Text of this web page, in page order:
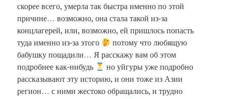
скорее всего, умерла так быстра именно по этой
причине… возможно, она стала такой из-за
концлагерей, или, возможно, ей пришлось попасть
туда именно из-за этого
потому что любящую
бабушку пощадили… Я расскажу вам об этом
подробнее как-нибудь
но уйгуры уже подробно
рассказывают эту историю, и они тоже из Азии
регион… с ними жестоко обращались, и трудно